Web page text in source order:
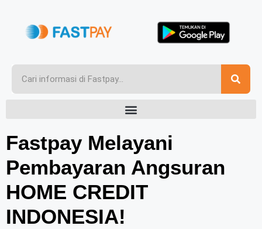
Fastpay Melayani
Pembayaran Angsuran
HOME CREDIT
INDONESIA!